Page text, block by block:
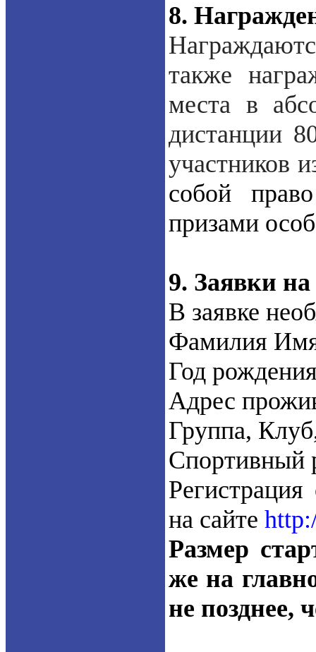
8.
также
места в
дистанции
участников
собой право
призами
9. Заявки на
В заявке
Фамилия
Год
Адрес
Группа,
Спортивный
на сайте
Размер
же на
не позднее,